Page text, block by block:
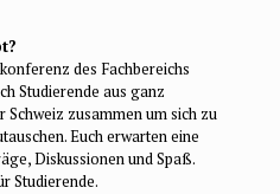
des Fachbereichs
Studierende aus ganz
zusammen um sich zu
Euch erwarten eine
Diskussionen und Spaß.
Studierende.